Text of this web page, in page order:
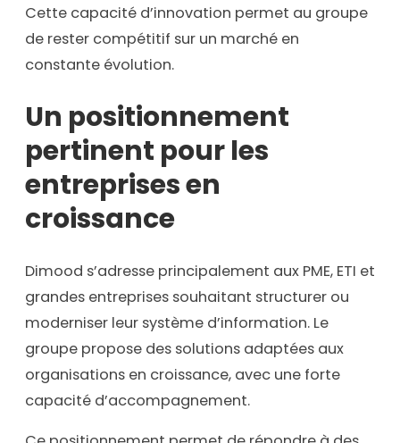
Cette capacité d’innovation permet au groupe
de rester compétitif sur un marché en
constante évolution.
Un positionnement
pertinent pour les
entreprises en
croissance
Dimood s’adresse principalement aux PME, ETI et
grandes entreprises souhaitant structurer ou
moderniser leur système d’information. Le
groupe propose des solutions adaptées aux
organisations en croissance, avec une forte
capacité d’accompagnement.